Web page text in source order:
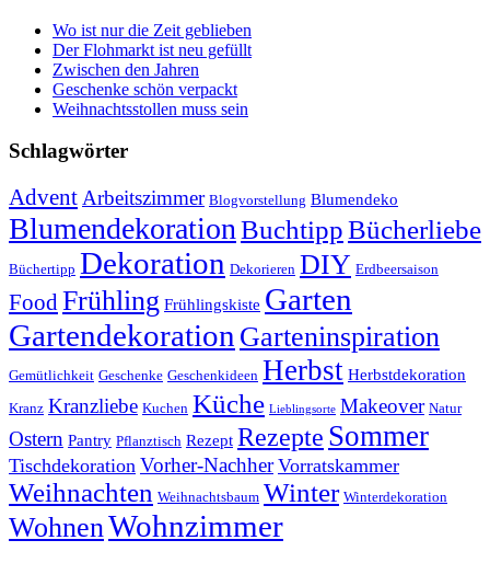
Wo ist nur die Zeit geblieben
Der Flohmarkt ist neu gefüllt
Zwischen den Jahren
Geschenke schön verpackt
Weihnachtsstollen muss sein
Schlagwörter
Advent Arbeitszimmer Blogvorstellung Blumendeko
Blumendekoration BuchtippBücherliebe
Büchertipp Dekoration Dekorieren DIY Erdbeersaison
FoodFrühling Frühlingskiste Garten
Gartendekoration Garteninspiration
Gemütlichkeit Geschenke Geschenkideen Herbst Herbstdekoration
Kranz Kranzliebe Kuchen Küche Lieblingsorte Makeover Natur
Ostern Pantry Pflanztisch Rezept Rezepte Sommer
Tischdekoration Vorher-Nachher Vorratskammer
Weihnachten Weihnachtsbaum Winter Winterdekoration
WohnenWohnzimmer